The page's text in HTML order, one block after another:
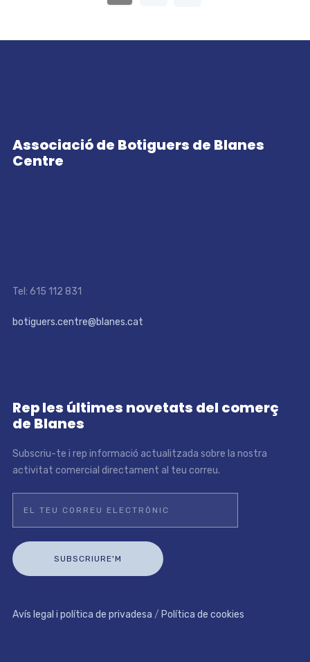
Associació de Botiguers de Blanes
Centre
Tel: 615 112 831
botiguers.centre@blanes.cat
Rep les últimes novetats del comerç
de Blanes
Subscriu-te i rep informació actualitzada sobre la nostra
activitat comercial directament al teu correu.
Avís legal i política de privadesa / Política de cookies